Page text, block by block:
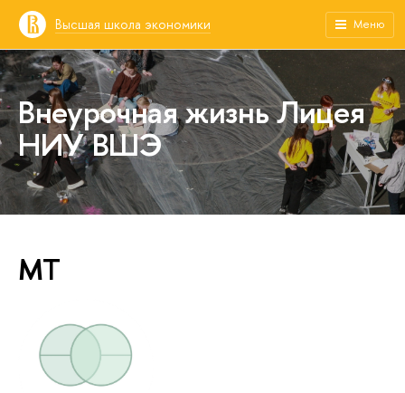
Высшая школа экономики Меню
Внеурочная жизнь Лицея
НИУ ВШЭ
МТ